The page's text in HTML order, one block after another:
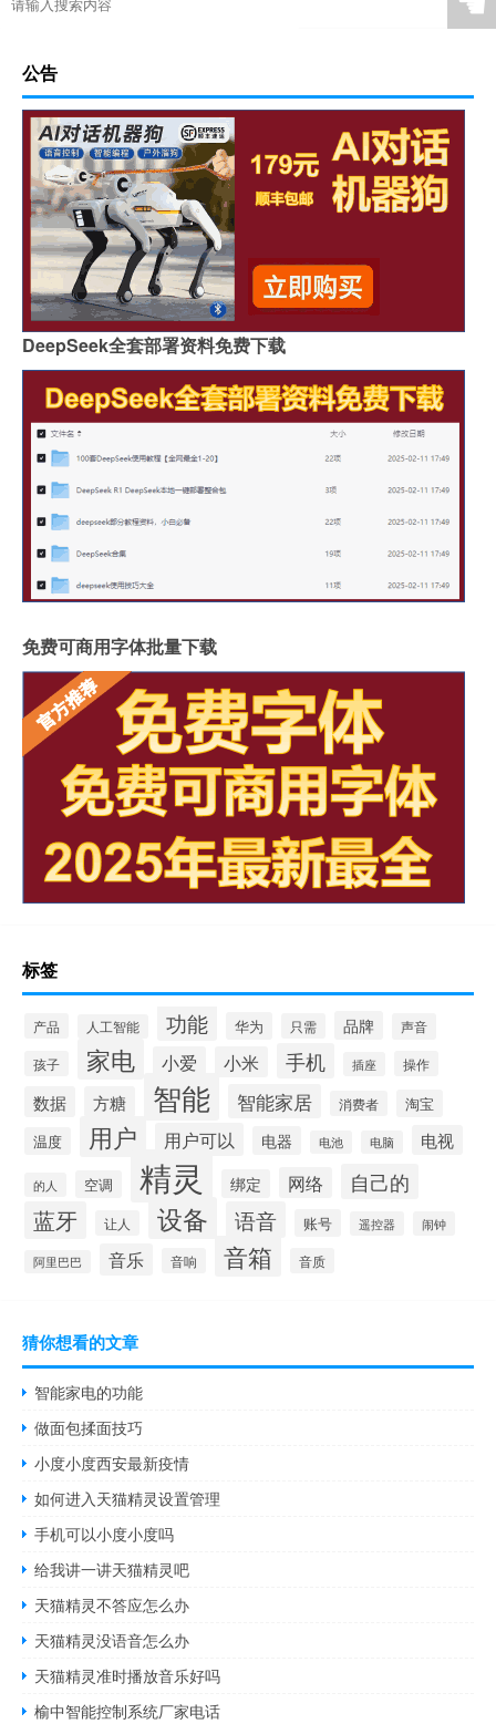
公告
DeepSeek全套部署资料免费下载
免费可商用字体批量下载
标签
产品 人工智能 功能 华为 只需 品牌 声音
孩子 家电 小爱 小米 手机 插座 操作
数据 方糖 智能 智能家居 消费者
淘宝
温度
用户 用户可以 电器 电池 电脑 电视
的人 空调 精灵 绑定 网络 自己的
蓝牙 让人 设备 语音 账号 遥控器 闹钟
阿里巴巴 音乐 音响 音箱 音质
猜你想看的文章
智能家电的功能
做面包揉面技巧
小度小度西安最新疫情
如何进入天猫精灵设置管理
手机可以小度小度吗
给我讲一讲天猫精灵吧
天猫精灵不答应怎么办
天猫精灵没语音怎么办
天猫精灵准时播放音乐好吗
榆中智能控制系统厂家电话